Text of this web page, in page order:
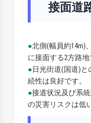
接面道
●北側(幅員約14m)
に接面する2方路地
● 日光街道(国道)
続性は良好です。
●接道状況及び系
の災害リスクは低